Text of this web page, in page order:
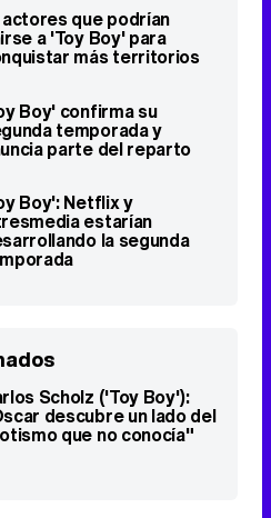
actores que podrían
a 'Toy Boy' para
más territorios
Boy' confirma su
temporada y
parte del reparto
Boy': Netflix y
estarían
la segunda
Scholz ('Toy Boy'):
descubre un lado del
que no conocía"